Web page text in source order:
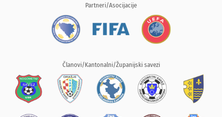
Partneri/Asocijacije
Članovi/Kantonalni/Županijski savezi